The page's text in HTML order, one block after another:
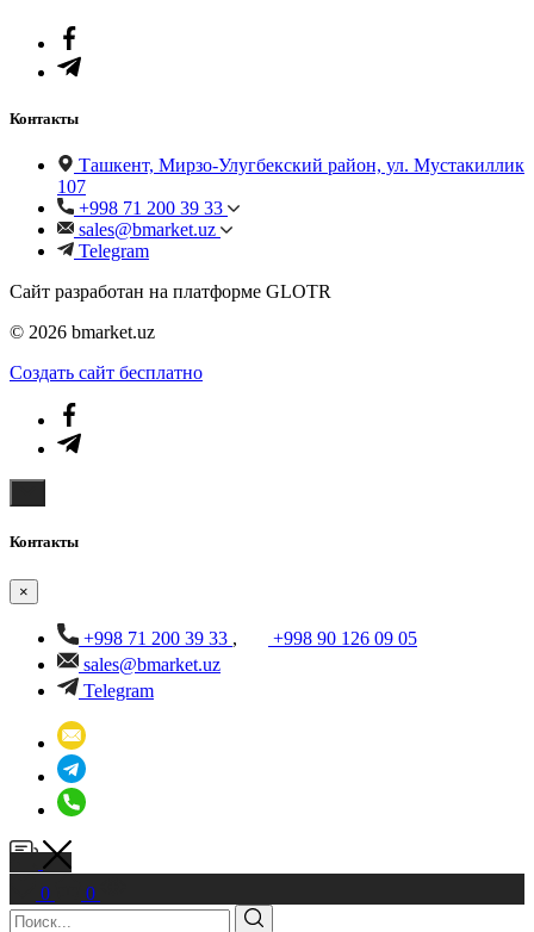
Контакты
Ташкент, Мирзо-Улугбекский район, ул. Мустакиллик
107
+998 71 200 39 33
sales@bmarket.uz
Telegram
Сайт разработан на платформе GLOTR
© 2026 bmarket.uz
Создать cайт бесплатно
Контакты
×
+998 71 200 39 33 ,
+998 90 126 09 05
sales@bmarket.uz
Telegram
0 0